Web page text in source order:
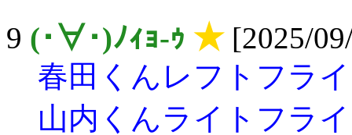
9 (･∀･)ﾉｨｮ-ｩ ★[2025/
春田くんレフトフラ
山内くんライトフラ